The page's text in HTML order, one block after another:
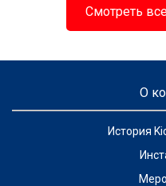
Смотреть
О
История